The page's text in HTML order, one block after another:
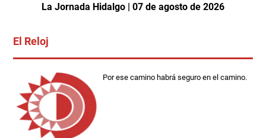
La Jornada Hidalgo | 07 de agosto de 2026
El Reloj
Por ese camino habrá seguro en el camino.